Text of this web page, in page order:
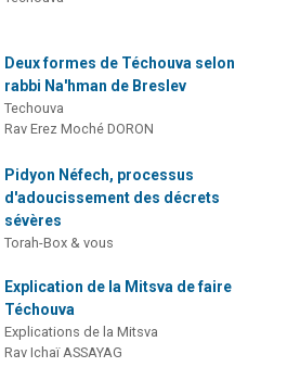
Deux formes de Téchouva selon
rabbi Na'hman de Breslev
Techouva
Rav Erez Moché DORON
Pidyon Néfech, processus
d'adoucissement des décrets
sévères
Torah-Box & vous
Explication de la Mitsva de faire
Téchouva
Explications de la Mitsva
Rav Ichaï ASSAYAG